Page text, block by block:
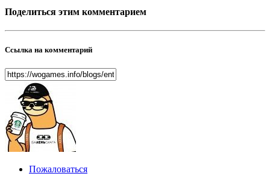
Поделиться этим комментарием
Ссылка на комментарий
Пожаловаться